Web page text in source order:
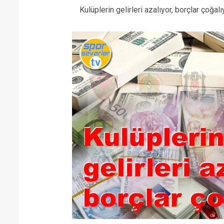
Kulüplerin gelirleri azalıyor, borçlar